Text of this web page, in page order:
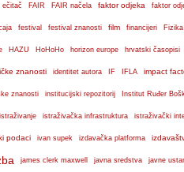
ečitač FAIR FAIR načela faktor odjeka faktor
festival festival znanosti film financijeri Fizika
HAZU HoHoHo horizon europe hrvatski časopisi
znanosti identitet autora IF IFLA impact
znanosti institucijski repozitorij Institut Ruđer
istraživanje istraživačka infrastruktura istraživački
podaci ivan supek izdavačka platforma
james clerk maxwell javna sredstva javne